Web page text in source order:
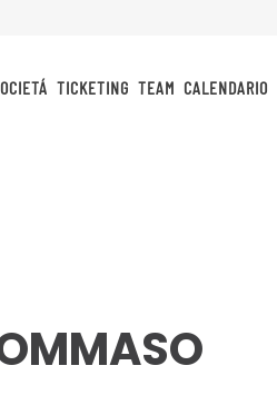
TICKETING TEAM CALENDARIO